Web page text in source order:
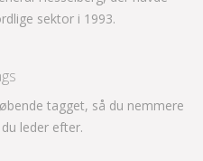
sektor i 1993.
tagget, så du nemmere
leder efter.